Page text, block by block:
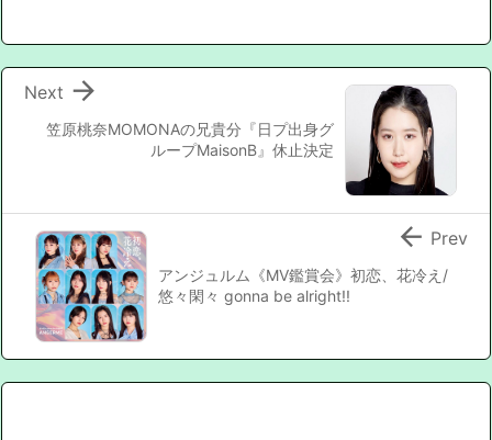
笠原桃奈MOMONAの兄貴分『日プ出身グ
ループMaisonB』休止決定

Next
アンジュルム《MV鑑賞会》初恋、花冷え/
悠々閑々 gonna be alright!!
 Prev